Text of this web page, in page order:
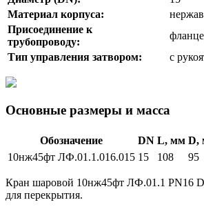
Материал корпуса:
Присоединение к
трубопроводу:
Тип управления затвором:
с
Основные размеры и масса
Обозначение DN L, мм D,
10нж45фт ЛФ.01.1.016.015 15 108 95
Кран шаровой 10нж45фт ЛФ.01.1 PN16
для перекрытия.